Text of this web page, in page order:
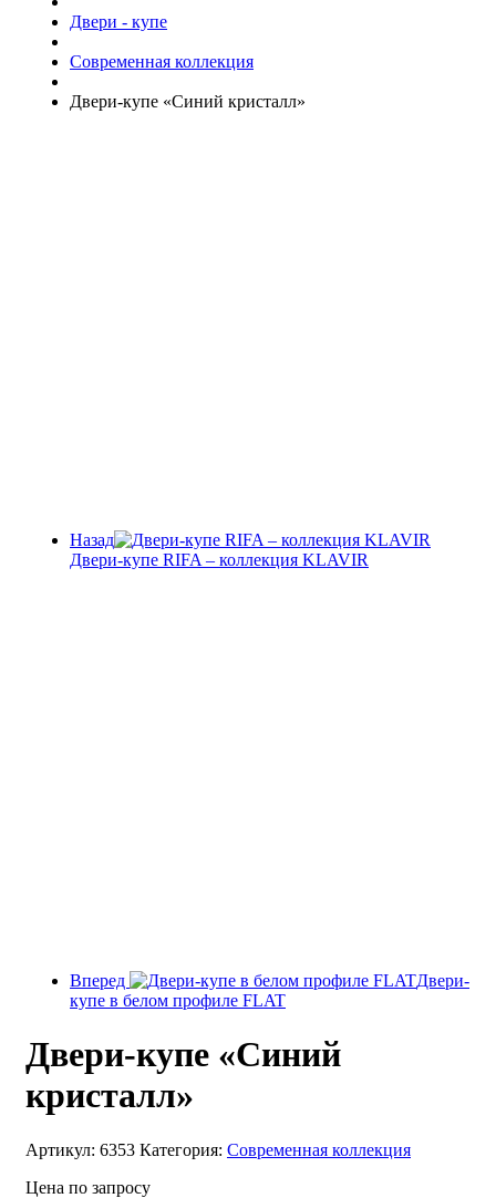
Двери - купе
Современная коллекция
Двери-купе «Синий кристалл»
Назад
Двери-купе RIFA – коллекция KLAVIR
Вперед
Двери-
купе в белом профиле FLAT
Двери-купе «Синий
кристалл»
Артикул: 6353 Категория: Современная коллекция
Цена по запросу